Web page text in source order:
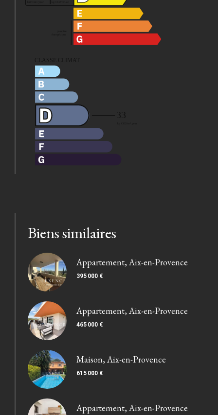
Biens similaires
Appartement, Aix-en-Provence
395 000 €
Appartement, Aix-en-Provence
465 000 €
Maison, Aix-en-Provence
615 000 €
Appartement, Aix-en-Provence